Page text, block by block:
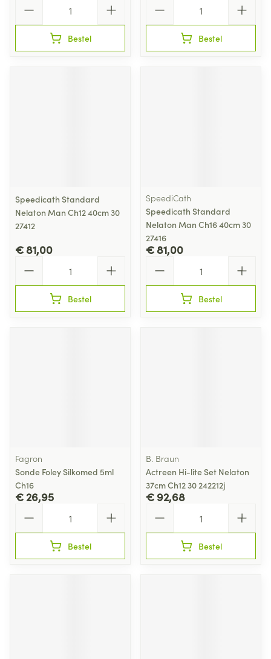
Bestel Bestel
Speedicath Standard
Nelaton Man Ch12 40cm 30
27412
€ 81,00
Bestel
SpeediCath
Speedicath Standard
Nelaton Man Ch16 40cm 30
27416
€ 81,00
Bestel
Fagron
Sonde Foley Silkomed 5ml
Ch16
€ 26,95
Bestel
B. Braun
Actreen Hi-lite Set Nelaton
37cm Ch12 30 242212j
€ 92,68
Bestel